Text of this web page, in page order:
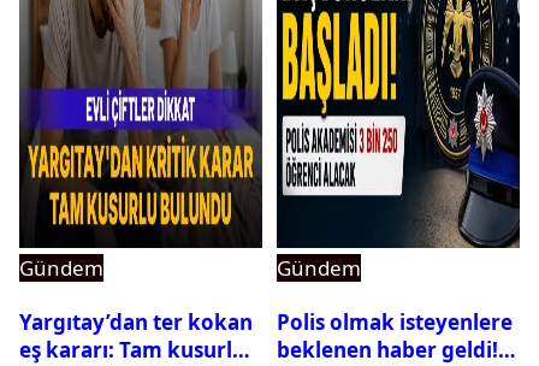
Gündem
Yargıtay’dan ter kokan
eş kararı: Tam kusurlu
Gündem
Polis olmak isteyenlere
beklenen haber geldi!